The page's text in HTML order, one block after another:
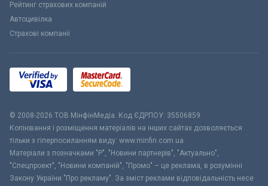
Рейтинг страхових компаній
Автоцивілка
Страхові компанії
© 2008-2026 ТОВ МiнфiнМедiа. Код ЄДРПОУ: 35506859
Копіювання і розміщення матеріалів на інших сайтах дозволяється
тільки з гіперпосиланням виду: www.minfin.com.ua
Матеріали з позначками "Р", "Новини партнерів", "Актуально",
"Спецпроект", "Новини компаній", "Промо" – це реклама, в розумінні
Закону України "Про рекламу". За зміст реклами відповідальність несе